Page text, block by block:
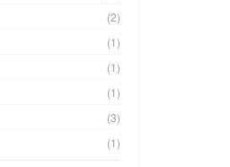
(2)
(1)
(1)
(1)
(3)
(1)